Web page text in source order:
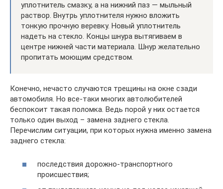
уплотнитель смазку, а на нижний паз — мыльный
раствор. Внутрь уплотнителя нужно вложить
тонкую прочную веревку. Новый уплотнитель
надеть на стекло. Концы шнура вытягиваем в
центре нижней части материала. Шнур желательно
пропитать моющим средством.
Конечно, нечасто случаются трещины на окне сзади
автомобиля. Но все-таки многих автолюбителей
беспокоит такая поломка. Ведь порой у них остается
только один выход – замена заднего стекла.
Перечислим ситуации, при которых нужна именно замена
заднего стекла:
последствия дорожно-транспортного
происшествия;